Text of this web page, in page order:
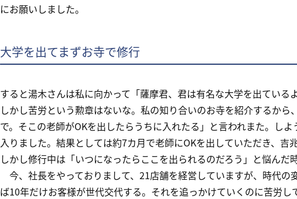
にお願いしました。
大学を出てまずお寺で修行
すると湯木さんは私に向かって「薩摩君、君は有名な大学を出ている
しかし苦労という勲章はないな。私の知り合いのお寺を紹介するか
で。そこの老師がOKを出したらうちに入れたる」と言われまた。し
入りました。結果としては約7カ月で老師にOKを出していただき、吉
しかし修行中は「いつになったらここを出られるのだろう」と悩んだ
今、社長をやっておりまして、21店舗を経営していますが、時代の
ば10年だけお客様が世代交代する。それを追っかけていくのに苦労し